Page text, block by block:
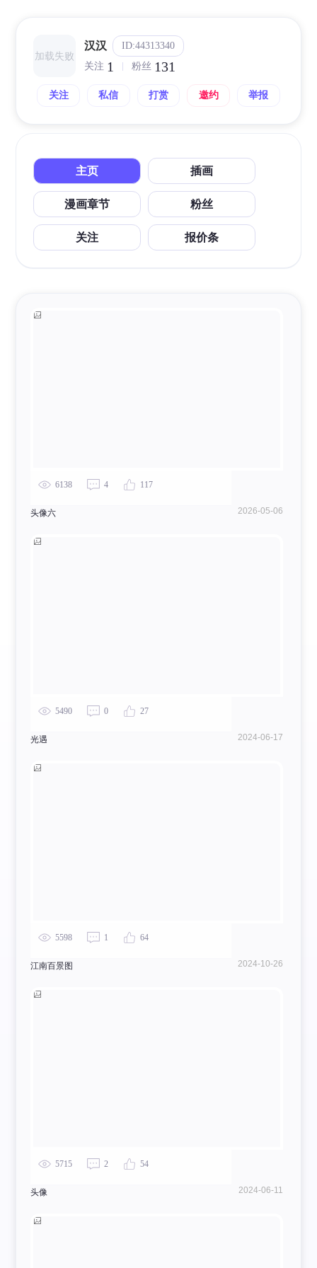
加载失败
汉汉
ID:44313340
关注 1 粉丝 131
关注 私信 打赏 邀约 举报
主页 插画
漫画章节 粉丝
关注 报价条
6138 4 117
头像六 2026-05-06
5490 0 27
光遇 2024-06-17
5598 1 64
江南百景图 2024-10-26
5715 2 54
头像 2024-06-11